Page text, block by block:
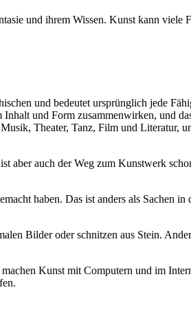
und ihrem Wissen. Kunst kann
und bedeutet ursprünglich jede
und Form zusammenwirken, und
Theater, Tanz, Film und Literatur,
aber auch der Weg zum Kunstwerk
haben. Das ist anders als
Bilder oder schnitzen aus Stein.
Kunst mit Computern und im